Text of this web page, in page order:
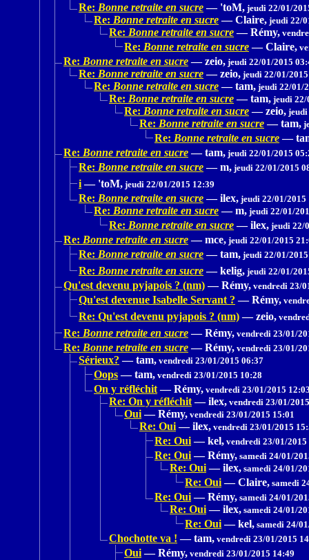
Re: Bonne retraite en sucre — 'toM, jeudi 22/01/
Re: Bonne retraite en sucre — Claire, jeudi 22/
Re: Bonne retraite en sucre — Rémy,
Re: Bonne retraite en sucre — Claire,
Re: Bonne retraite en sucre — zeio, jeudi 22/01/2015
Re: Bonne retraite en sucre — zeio, jeudi 22/01/
Re: Bonne retraite en sucre — tam, jeudi 22/01/
Re: Bonne retraite en sucre — tam, jeudi 22/
Re: Bonne retraite en sucre — zeio, jeudi
Re: Bonne retraite en sucre — tam,
Re: Bonne retraite en sucre —
Re: Bonne retraite en sucre — tam, jeudi 22/01/2015
Re: Bonne retraite en sucre — m, jeudi 22/01/2015
i — 'toM, jeudi 22/01/2015 12:39
Re: Bonne retraite en sucre — ilex, jeudi 22/01/2015
Re: Bonne retraite en sucre — m, jeudi 22/01/
Re: Bonne retraite en sucre — ilex, jeudi 22/
Re: Bonne retraite en sucre — mce, jeudi 22/01/2015
Re: Bonne retraite en sucre — tam, jeudi 22/01/
Re: Bonne retraite en sucre — kelig, jeudi 22/01/
Qu'est devenu pyjapois ? (nm) — Rémy, vendredi 23/
Qu'est devenue Isabelle Servant ? — Rémy,
Re: Qu'est devenu pyjapois ? (nm) — zeio,
Re: Bonne retraite en sucre — Rémy, vendredi 23/01/
Re: Bonne retraite en sucre — Rémy, vendredi 23/01/
Sérieux? — tam, vendredi 23/01/2015 06:37
Oops — tam, vendredi 23/01/2015 10:28
On y réfléchit — Rémy, vendredi 23/01/2015
Re: On y réfléchit — ilex, vendredi 23/01/
Oui — Rémy, vendredi 23/01/2015 15:01
Re: Oui — ilex, vendredi 23/01/2015
Re: Oui — kel, vendredi 23/01/2015
Re: Oui — Rémy, samedi 24/01/
Re: Oui — ilex, samedi 24/01/
Re: Oui — Claire, samedi
Re: Oui — Rémy, samedi 24/01/
Re: Oui — ilex, samedi 24/01/
Re: Oui — kel, samedi 24/
Chochotte va ! — tam, vendredi 23/01/2015
Oui — Rémy, vendredi 23/01/2015 14:49